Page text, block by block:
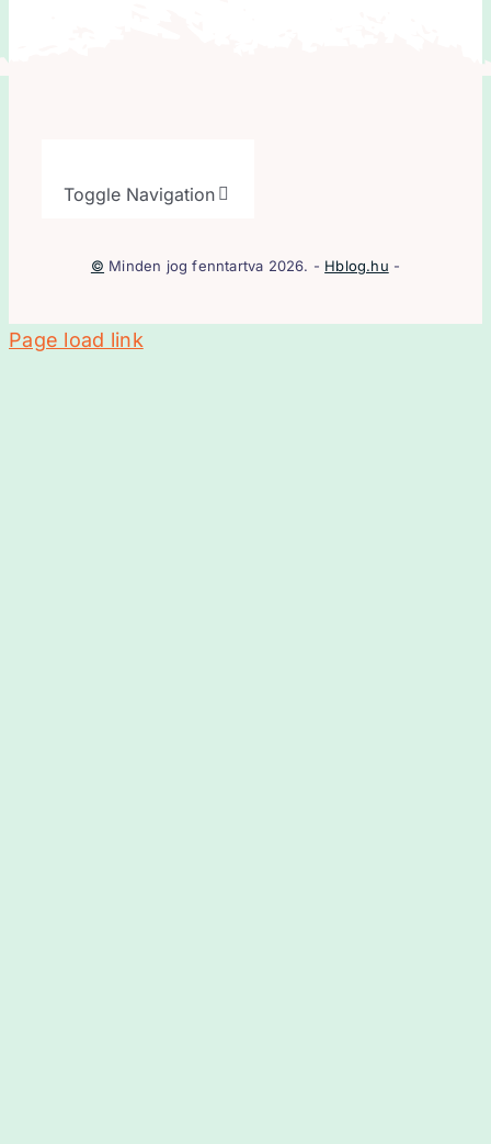
Toggle Navigation
Bulvár
© Minden jog fenntartva 2026. - Hblog.hu -
Page load link